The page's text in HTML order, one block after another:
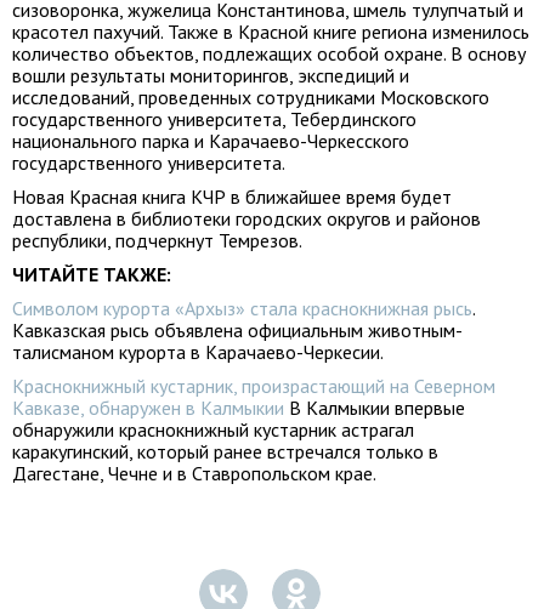
сизоворонка, жужелица Константинова, шмель тулупчатый и
красотел пахучий. Также в Красной книге региона изменилось
количество объектов, подлежащих особой охране. В основу
вошли результаты мониторингов, экспедиций и
исследований, проведенных сотрудниками Московского
государственного университета, Тебердинского
национального парка и Карачаево-Черкесского
государственного университета.
Новая Красная книга КЧР в ближайшее время будет
доставлена в библиотеки городских округов и районов
республики, подчеркнут Темрезов.
ЧИТАЙТЕ ТАКЖЕ:
Символом курорта «Архыз» стала краснокнижная рысь.
Кавказская рысь объявлена официальным животным-
талисманом курорта в Карачаево-Черкесии.
Краснокнижный кустарник, произрастающий на Северном
Кавказе, обнаружен в Калмыкии В Калмыкии впервые
обнаружили краснокнижный кустарник астрагал
каракугинский, который ранее встречался только в
Дагестане, Чечне и в Ставропольском крае.